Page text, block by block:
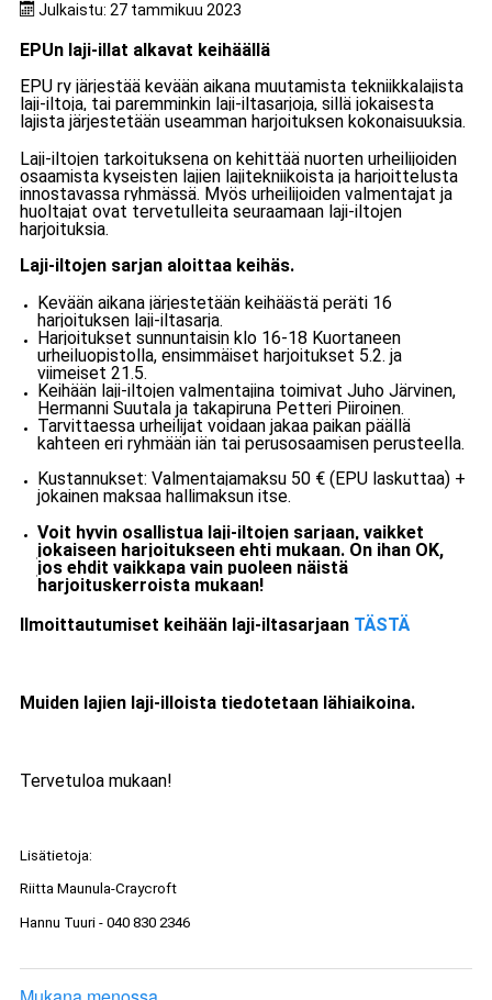
Julkaistu: 27 tammikuu 2023
EPUn laji-illat alkavat keihäällä
EPU ry järjestää kevään aikana muutamista tekniikkalajista
laji-iltoja, tai paremminkin laji-iltasarjoja, sillä jokaisesta
lajista järjestetään useamman harjoituksen kokonaisuuksia.
Laji-iltojen tarkoituksena on kehittää nuorten urheilijoiden
osaamista kyseisten lajien lajitekniikoista ja harjoittelusta
innostavassa ryhmässä. Myös urheilijoiden valmentajat ja
huoltajat ovat tervetulleita seuraamaan laji-iltojen
harjoituksia.
Laji-iltojen sarjan aloittaa keihäs.
Kevään aikana järjestetään keihäästä peräti 16
harjoituksen laji-iltasarja.
Harjoitukset sunnuntaisin klo 16-18 Kuortaneen
urheiluopistolla, ensimmäiset harjoitukset 5.2. ja
viimeiset 21.5.
Keihään laji-iltojen valmentajina toimivat Juho Järvinen,
Hermanni Suutala ja takapiruna Petteri Piiroinen.
Tarvittaessa urheilijat voidaan jakaa paikan päällä
kahteen eri ryhmään iän tai perusosaamisen perusteella.
Kustannukset: Valmentajamaksu 50 € (EPU laskuttaa) +
jokainen maksaa hallimaksun itse.
Voit hyvin osallistua laji-iltojen sarjaan, vaikket
jokaiseen harjoitukseen ehti mukaan. On ihan OK,
jos ehdit vaikkapa vain puoleen näistä
harjoituskerroista mukaan!
Ilmoittautumiset keihään laji-iltasarjaan TÄSTÄ
Muiden lajien laji-illoista tiedotetaan lähiaikoina.
Tervetuloa mukaan!
Lisätietoja:
Riitta Maunula-Craycroft
Hannu Tuuri - 040 830 2346